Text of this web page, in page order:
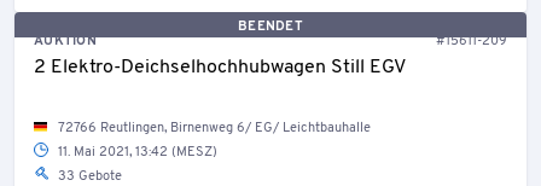
BEENDET
AUKTION
#15611-209
2 Elektro-Deichselhochhubwagen Still EGV
72766 Reutlingen, Birnenweg 6/ EG/ Leichtbauhalle
11. Mai 2021, 13:42 (MESZ)
33 Gebote